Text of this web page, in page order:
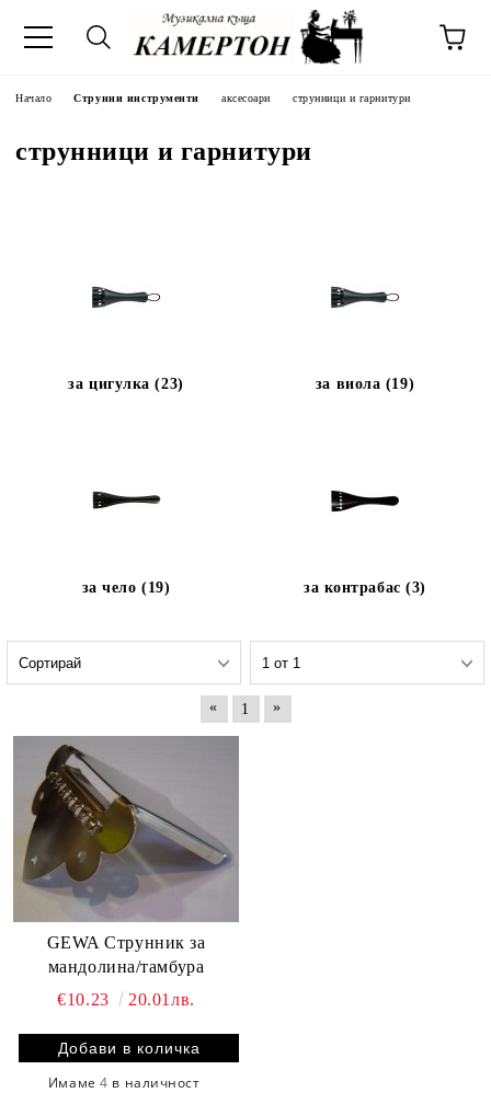
Начало Струнни инструменти аксесоари струнници и гарнитури
струнници и гарнитури
за цигулка (23) за виола (19)
за чело (19) за контрабас (3)
« 1 »
GEWA Струнник за
мандолина/тамбура
€10.23
20.01лв.
Имаме4 в наличност